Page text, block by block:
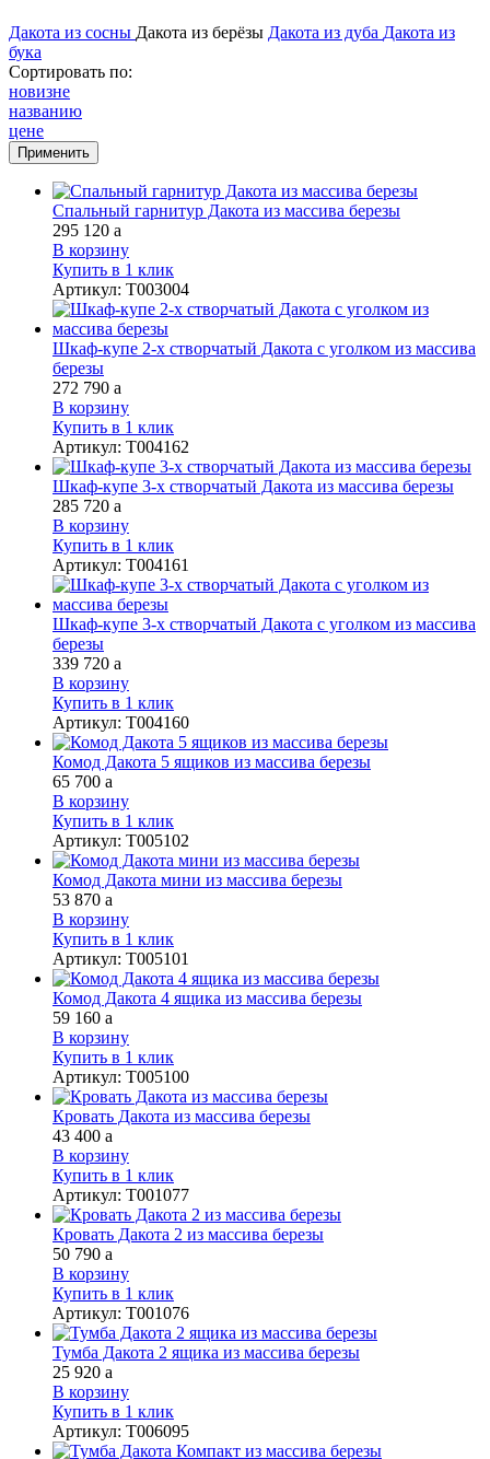
Дакота из сосны Дакота из берёзы Дакота из дуба Дакота из
бука
Сортировать по:
новизне
названию
цене
Спальный гарнитур Дакота из массива березы
295 120 a
В корзину
Купить в 1 клик
Артикул: Т003004
Шкаф-купе 2-х створчатый Дакота с уголком из массива
березы
272 790 a
В корзину
Купить в 1 клик
Артикул: Т004162
Шкаф-купе 3-х створчатый Дакота из массива березы
285 720 a
В корзину
Купить в 1 клик
Артикул: Т004161
Шкаф-купе 3-х створчатый Дакота с уголком из массива
березы
339 720 a
В корзину
Купить в 1 клик
Артикул: Т004160
Комод Дакота 5 ящиков из массива березы
65 700 a
В корзину
Купить в 1 клик
Артикул: Т005102
Комод Дакота мини из массива березы
53 870 a
В корзину
Купить в 1 клик
Артикул: Т005101
Комод Дакота 4 ящика из массива березы
59 160 a
В корзину
Купить в 1 клик
Артикул: Т005100
Кровать Дакота из массива березы
43 400 a
В корзину
Купить в 1 клик
Артикул: Т001077
Кровать Дакота 2 из массива березы
50 790 a
В корзину
Купить в 1 клик
Артикул: Т001076
Тумба Дакота 2 ящика из массива березы
25 920 a
В корзину
Купить в 1 клик
Артикул: Т006095